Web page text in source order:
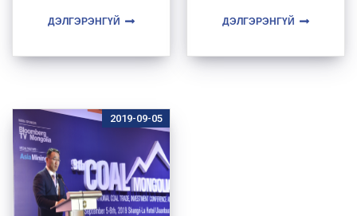
болно
ДЭЛГЭРЭНГҮЙ ДЭЛГЭРЭНГҮЙ
2019-09-05